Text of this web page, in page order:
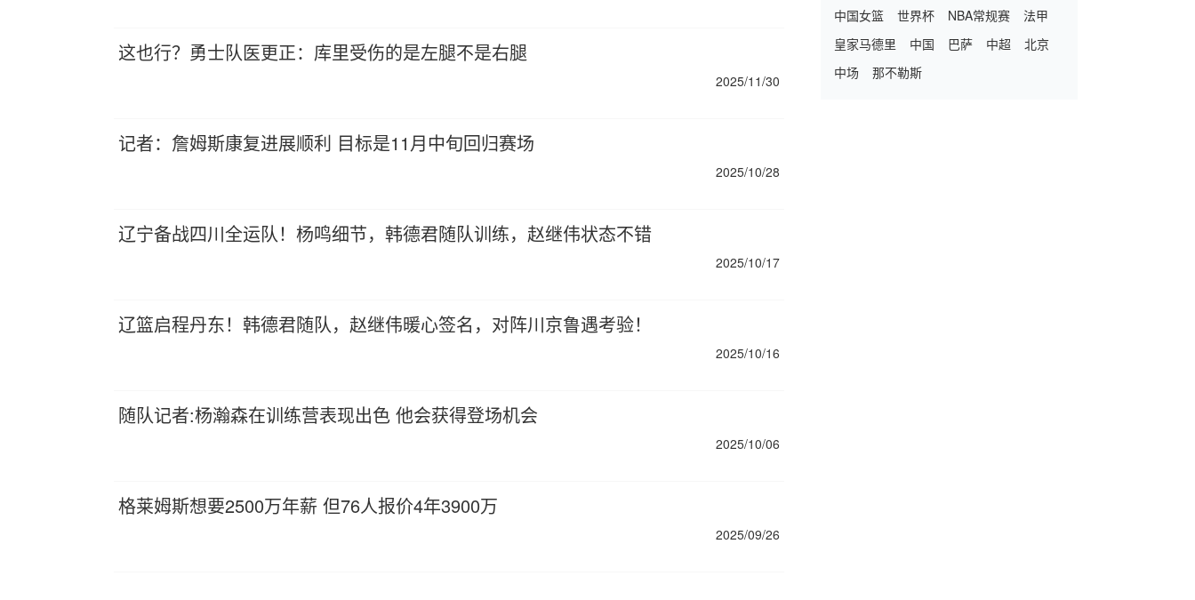
这也行？勇士队医更正：库里受伤的是左腿不是右腿
2025/11/30
记者：詹姆斯康复进展顺利 目标是11月中旬回归赛场
2025/10/28
辽宁备战四川全运队！杨鸣细节，韩德君随队训练，赵继伟状态不错
2025/10/17
辽篮启程丹东！韩德君随队，赵继伟暖心签名，对阵川京鲁遇考验！
2025/10/16
随队记者:杨瀚森在训练营表现出色 他会获得登场机会
2025/10/06
格莱姆斯想要2500万年薪 但76人报价4年3900万
2025/09/26
中国女篮
世界杯 NBA常规赛
法甲
皇家马德里
中国 巴萨 中超
北京
中场
那不勒斯